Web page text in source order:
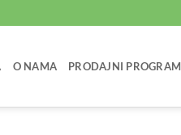
O NAMA PRODAJNI PROGRAM